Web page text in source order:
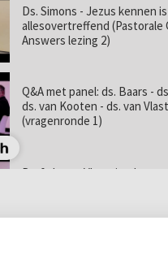
Ds. Simons - Jezus kennen is
allesovertreffend (Pastorale
Answers lezing 2)
Q&A met panel: ds. Baars -
ds. van Kooten - ds. van
(vragenronde 1)
Prof. dr. van Vlastuin - Is